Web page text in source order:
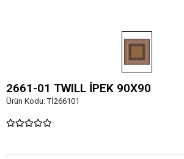
2661-01 TWILL İPEK 90X90
Ürün Kodu:Tİ266101